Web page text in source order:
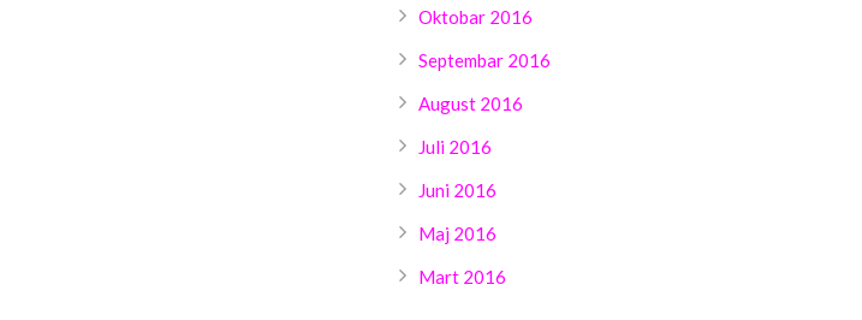
Oktobar 2016
Septembar 2016
August 2016
Juli 2016
Juni 2016
Maj 2016
Mart 2016